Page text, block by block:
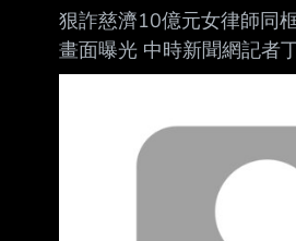
狠詐慈濟10億元女律師同
畫面曝光 中時新聞網記者
會、台積電和慈濟等民間
晨7時運抵桃園機場。
https://
6-08-07/1024/
情指揮中心指揮官陳時中